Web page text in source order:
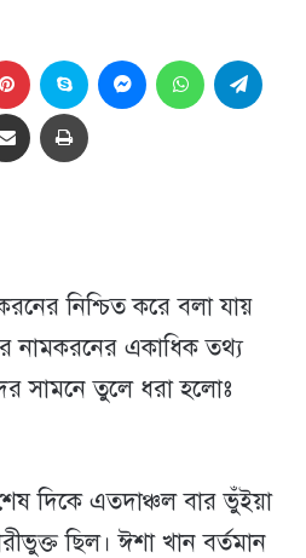
Pinterest Skype MessengerWhatsApp
Share via Email প্রিন্ট
নিশ্চিত করে বলা যায়
নামকরনের একাধিক তথ্য
সামনে তুলে ধরা হলোঃ
দিকে এতদাঞ্চল বার ভুঁইয়া
ছিল। ঈশা খান বর্তমান